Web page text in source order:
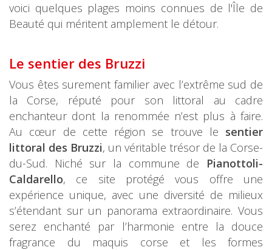
voici quelques plages moins connues de l'Île de
Beauté qui méritent amplement le détour.
Le sentier des Bruzzi
Vous êtes surement familier avec l’extrême sud de
la Corse, réputé pour son littoral au cadre
enchanteur dont la renommée n’est plus à faire.
Au cœur de cette région se trouve le sentier
littoral des Bruzzi, un véritable trésor de la Corse-
du-Sud. Niché sur la commune de Pianottoli-
Caldarello, ce site protégé vous offre une
expérience unique, avec une diversité de milieux
s’étendant sur un panorama extraordinaire. Vous
serez enchanté par l’harmonie entre la douce
fragrance du maquis corse et les formes